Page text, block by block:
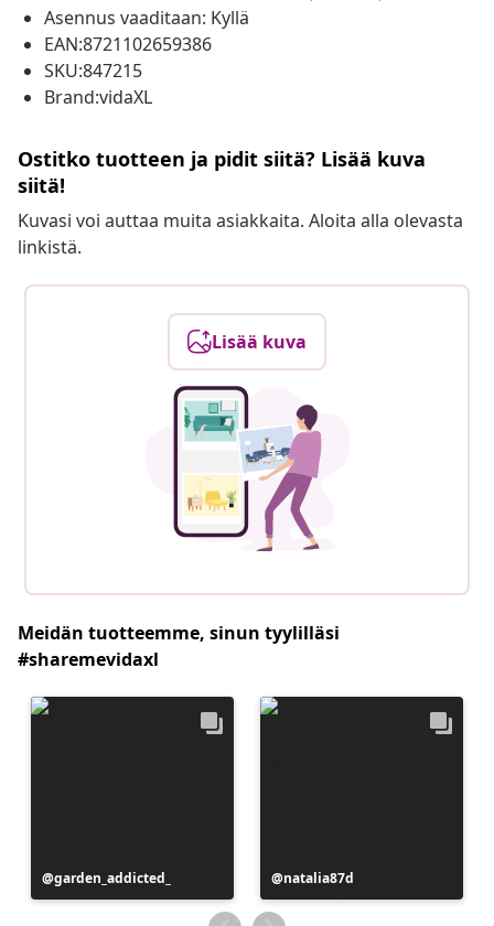
Asennus vaaditaan: Kyllä
EAN:8721102659386
SKU:847215
Brand:vidaXL
Ostitko tuotteen ja pidit siitä? Lisää kuva
siitä!
Kuvasi voi auttaa muita asiakkaita. Aloita alla olevasta
linkistä.
Lisää kuva
Meidän tuotteemme, sinun tyylilläsi
#sharemevidaxl
Julkaissut
garden_addicted_ Julkaissut
natalia87d